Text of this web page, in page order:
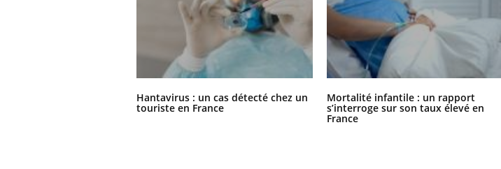
Hantavirus : un cas détecté chez un
touriste en France
Mortalité infantile : un rapport
s’interroge sur son taux élevé en
France